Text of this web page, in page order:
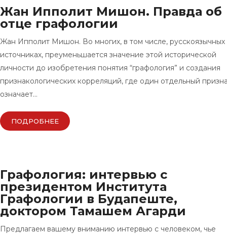
Жан Ипполит Мишон. Правда об
отце графологии
Жан Ипполит Мишон. Во многих, в том числе, русскоязычных
источниках, преуменьшается значение этой исторической
личности до изобретения понятия “графология” и создания
признакологических корреляций, где один отдельный
означает…
ПОДРОБНЕЕ
Графология: интервью с
президентом Института
Графологии в Будапеште,
доктором Тамашем Агарди
Предлагаем вашему вниманию интервью с человеком, чье